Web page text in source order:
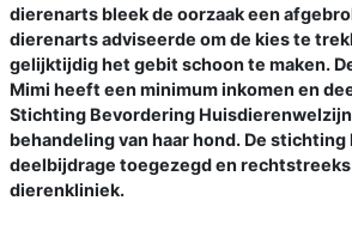
dierenarts bleek de oorzaak een
dierenarts adviseerde om de kies te
gelijktijdig het gebit schoon te maken.
Mimi heeft een minimum inkomen en
Stichting Bevordering
behandeling van haar hond. De
deelbijdrage toegezegd en rechtstreeks
dierenkliniek.